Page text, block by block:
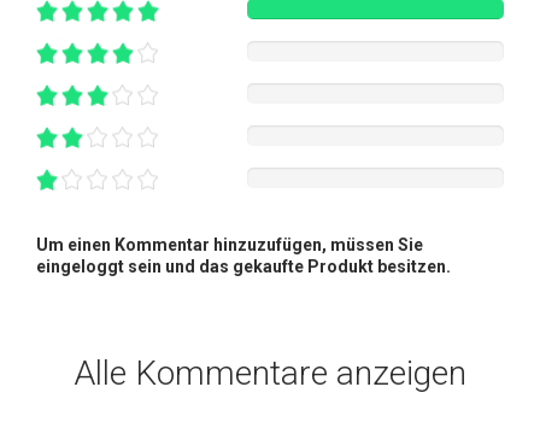
Um einen Kommentar hinzuzufügen, müssen Sie
eingeloggt sein und das gekaufte Produkt besitzen.
Alle Kommentare anzeigen